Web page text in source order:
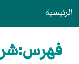
الرئيسية